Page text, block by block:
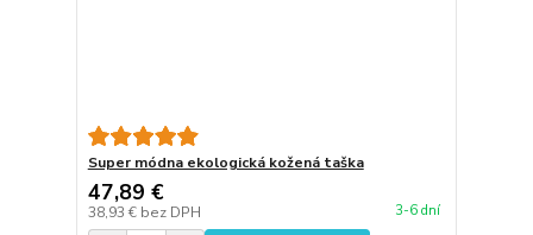
Super módna ekologická kožená taška
47,89 €
38,93 € bez DPH 3-6 dní